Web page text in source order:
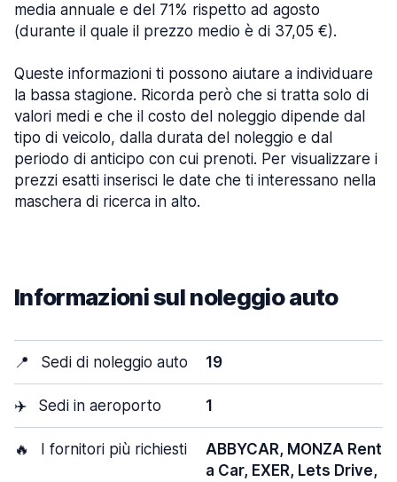
media annuale e del 71% rispetto ad agosto
(durante il quale il prezzo medio è di 37,05 €).
Queste informazioni ti possono aiutare a individuare
la bassa stagione. Ricorda però che si tratta solo di
valori medi e che il costo del noleggio dipende dal
tipo di veicolo, dalla durata del noleggio e dal
periodo di anticipo con cui prenoti. Per visualizzare i
prezzi esatti inserisci le date che ti interessano nella
maschera di ricerca in alto.
Informazioni sul noleggio auto
📍 Sedi di noleggio auto 19
✈️ Sedi in aeroporto 1
🔥 I fornitori più richiesti
ABBYCAR, MONZA Rent
a Car, EXER, Lets Drive,